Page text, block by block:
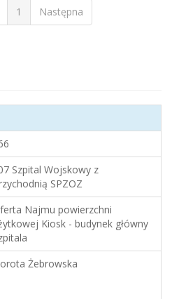
1 Następna
Szpital Wojskowy z
SPZOZ
Najmu powierzchni
Kiosk - budynek główny
Żebrowska